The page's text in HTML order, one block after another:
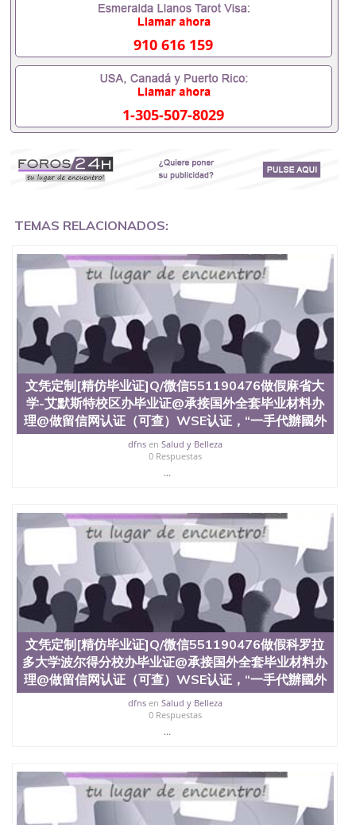
910 616 159
1-305-507-8029
TEMAS RELACIONADOS:
文凭定制[精仿毕业证]Q/微信551190476做假麻省大
学-艾默斯特校区办毕业证@承接国外全套毕业材料办
理@做留信网认证（可查）WSE认证，“一手代辦國外
dfnsen Salud y Belleza
0 Respuestas
...
文凭定制[精仿毕业证]Q/微信551190476做假科罗拉
多大学波尔得分校办毕业证@承接国外全套毕业材料办
理@做留信网认证（可查）WSE认证，“一手代辦國外
dfnsen Salud y Belleza
0 Respuestas
...